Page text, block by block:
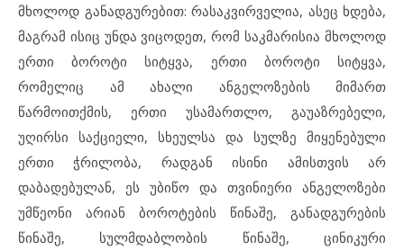
მხოლოდ განადგურებით: რასაკვირველია, ასეც ხდება,
მაგრამ ისიც უნდა ვიცოდეთ, რომ საკმარისია მხოლოდ
ერთი ბოროტი სიტყვა, ერთი ბოროტი სიტყვა,
რომელიც ამ ახალი ანგელოზების მიმართ
წარმოითქმის, ერთი უსამართლო, გაუაზრებელი,
უღირსი საქციელი, სხეულსა და სულზე მიყენებული
ერთი ჭრილობა, რადგან ისინი ამისთვის არ
დაბადებულან, ეს უბიწო და თვინიერი ანგელოზები
უმწეონი არიან ბოროტების წინაშე, განადგურების
წინაშე, სულმდაბლობის წინაშე, ცინიკური